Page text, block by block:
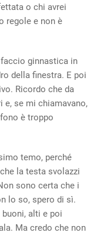
o chi avrei
regole e non è
ginnastica in
della finestra. E poi
Ricordo che da
e, se mi chiamavano,
è troppo
temo, perché
la testa svolazzi
sono certa che i
lo so, spero di sì.
alti e poi
Ma credo che non